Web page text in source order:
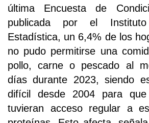
última Encuesta de
publicada por el
Estadística, un 6,4% de los
no pudo permitirse una
pollo, carne o pescado al
días durante 2023, siendo
difícil desde 2004 para
tuvieran acceso regular a